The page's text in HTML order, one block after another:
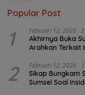
Popular Post
1 Februari 12, 2026
Akhirnya Buka
Arahkan Terkait
2 Februari 12, 2026
Sikap Bungkam
Sumsel Soal